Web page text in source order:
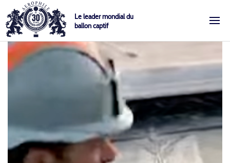
to
content
Aérophile – Le leader mondial du ballon captif
Le leader mondial du
ballon captif
Cookies management panel